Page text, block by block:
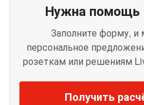
Нужна помощь
Заполните форму,
персональное
розеткам или решениям
Получить